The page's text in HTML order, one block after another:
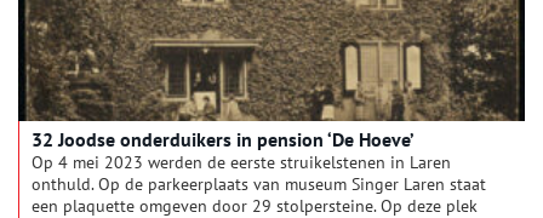
32 Joodse onderduikers in pension ‘De Hoeve’
Op 4 mei 2023 werden de eerste struikelstenen in Laren
onthuld. Op de parkeerplaats van museum Singer Laren staat
een plaquette omgeven door 29 stolpersteine. Op deze plek